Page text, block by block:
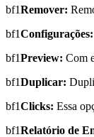
bf1Remover:
bf1Configurações:
bf1Preview: Com
bf1Duplicar:
bf1Clicks: Essa
bf1Relatório de